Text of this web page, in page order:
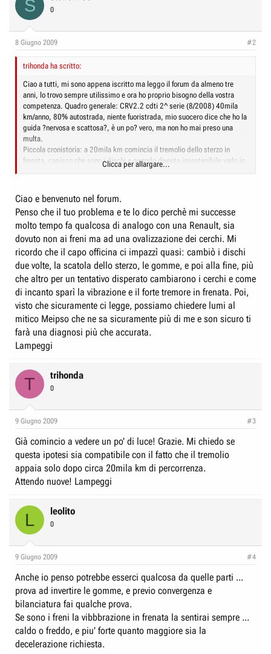
S 0
8 Giugno 2009 #2
trihonda ha scritto:
Ciao a tutti, mi sono appena iscritto ma leggo il forum da almeno tre
anni, lo trovo sempre utilissimo e ora ho proprio bisogno della vostra
competenza. Quadro generale: CRV2.2 cdti 2^ serie (8/2008) 40mila
km/anno, 80% autostrada, niente fuoristrada, mio suocero dice che ho la
guida ?nervosa e scattosa?, è un po? vero, ma non ho mai preso una
multa.
Piccola cronistoria: a 20mila km comincia il tremolio dello sterzo in
frenata, capisco che sono i dischi e quando diventa insostenibile vado in
officina. Il Capofficina mi accusa di aver fatto una ?frenata d?emergenza?
mie spese rettifica i dischi. Dopo 20mila ricomincia il tremolio, lo tengo
per un po? e ritorno in officina indiavolato. Pretendo un controllo
approfondito dell?impianto e la sostituzione in garanzia dei dischi
perché,dico, una delle due cose mi pare non funzioni come dovrebbe. La
Honda, interpellata, sostiene che la deformazione dei dischi è dovuta al
mio modo di frenare, secondo loro, troppo ?leggero e prolungato?. La
Conc., vista la mia faccia verde di rabbia, mostra una certa signorilità e
mi cambia i dischi gratis. Non ci crederete, ma dopo 20mila, effettuati
frenando in modo mai prolungato, giuro, di nuovo il tremolio. Ora sto per
cambiare e prendere al 3^ serie, ma VOGLIO CAPIRE se è davvero colpa
mia. Dati a conforto: le prime due frenate della giornata, freni freddi, lo
sterzo non trema; spesso, a pari velocità, due frenate identiche, a pochi
secondi di distanza una dall?altra, provocano una poco tremolio, l?altra
quasi mi strappa lo sterzo di mano. Lo so, sono stato prolisso e mi
scuso, ma ho bisogno di capire e quidi ringrazio subito chi mi vorrà
Clicca per allargare...
Ciao e benvenuto nel forum.
Penso che il tuo problema e te lo dico perchè mi successe
molto tempo fa qualcosa di analogo con una Renault, sia
dovuto non ai freni ma ad una ovalizzazione dei cerchi. Mi
ricordo che il capo officina ci impazzì quasi: cambiò i dischi
due volte, la scatola dello sterzo, le gomme, e poi alla fine, più
che altro per un tentativo disperato cambiarono i cerchi e come
di incanto sparì la vibrazione e il forte tremore in frenata. Poi,
visto che sicuramente ci legge, possiamo chiedere lumi al
mitico Meipso che ne sa sicuramente più di me e son sicuro ti
farà una diagnosi più che accurata.
Lampeggi
T trihonda
0
9 Giugno 2009 #3
Già comincio a vedere un po' di luce! Grazie. Mi chiedo se
questa ipotesi sia compatibile con il fatto che il tremolio
appaia solo dopo circa 20mila km di percorrenza.
Attendo nuove! Lampeggi
L leolito
0
9 Giugno 2009 #4
Anche io penso potrebbe esserci qualcosa da quelle parti ...
prova ad invertire le gomme, e previo convergenza e
bilanciatura fai qualche prova.
Se sono i freni la vibbbrazione in frenata la sentirai sempre ...
caldo o freddo, e piu' forte quanto maggiore sia la
decelerazione richiesta.